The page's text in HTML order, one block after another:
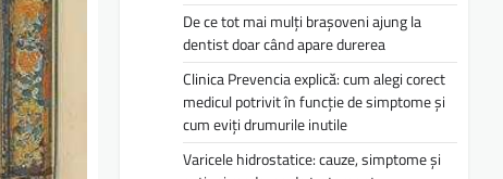
De ce tot mai mulți brașoveni ajung la
dentist doar când apare durerea
Clinica Prevencia explică: cum alegi corect
medicul potrivit în funcție de simptome și
cum eviți drumurile inutile
Varicele hidrostatice: cauze, simptome și